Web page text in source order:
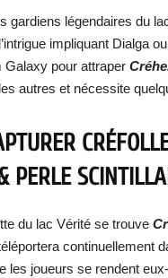
gardiens légendaires du
impliquant Dialga
Galaxy pour attraper
autres et nécessite
PERLE
du lac Vérité se trouve
continuellement
les joueurs se rendent